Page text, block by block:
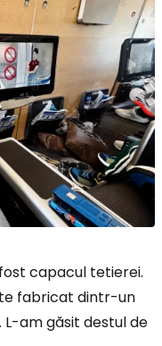
capacul tetierei.
fabricat dintr-un
am găsit destul de